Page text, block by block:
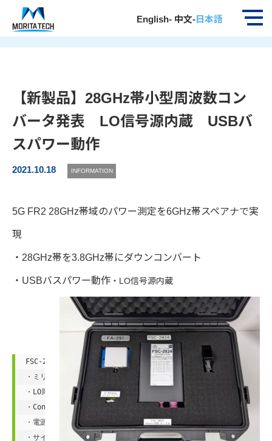
English- 中文-日本語
ホーム 【新製品】28GHz帯小型周波数コンバー…
【新製品】28GHz帯小型周波数コン
バータ発表 LO信号源内蔵 USBバ
スパワー動作
2021.10.18 INFORMATION
5G FR2 28GHz帯域のパワー測定を6GHz帯スペアナで実
現
・28GHz帯を3.8GHz帯にダウンコンバート
・USBバスパワー動作 ・LO信号源内蔵
FSC-2824 主な仕様
・ミリ波入力周波数: 26 GHz to 30 GHz
・LO周波数: 24.125 GHz typ.
・Conversion loss : 15dB to 19dB typ.
・電源USBバスパワー: +5V(micro-USB)
・サイズ: W100 x H40 x D140 mm